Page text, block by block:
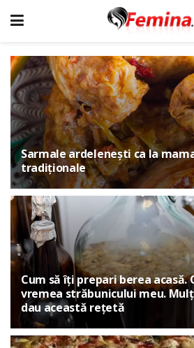
Sarmale ardelenești ca la
tradiționale
Cum să îți prepari berea acasă.
vremea străbunicului meu.
dau această rețetă